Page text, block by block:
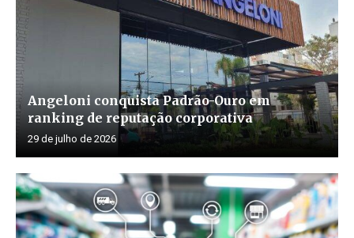
Angeloni conquista Padrão-Ouro em
ranking de reputação corporativa
29 de julho de 2026